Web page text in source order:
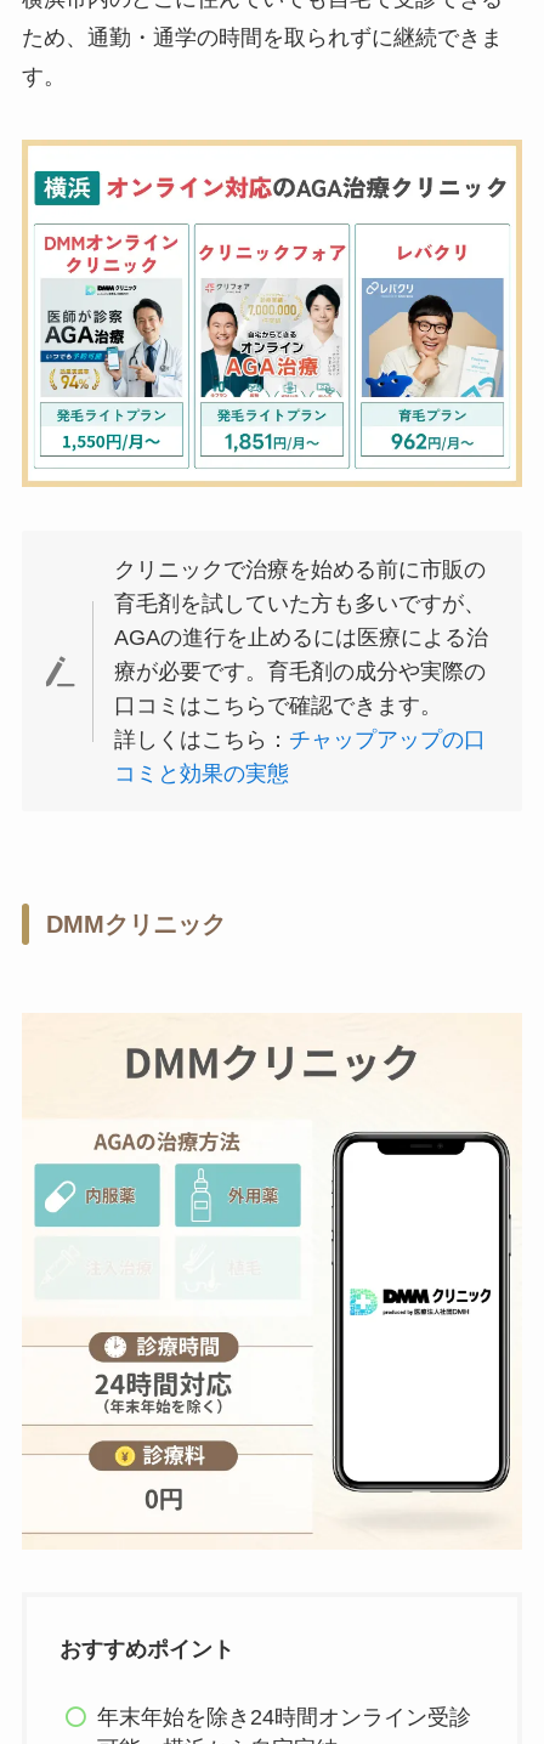
ため、通勤・通学の時間を取られずに継続できま
す。
クリニックで治療を始める前に市販の
育毛剤を試していた方も多いですが、
AGAの進行を止めるには医療による治
療が必要です。育毛剤の成分や実際の
口コミはこちらで確認できます。
詳しくはこちら： チャップアップの口
コミと効果の実態
DMMクリニック
おすすめポイント
年末年始を除き24時間オンライン受診